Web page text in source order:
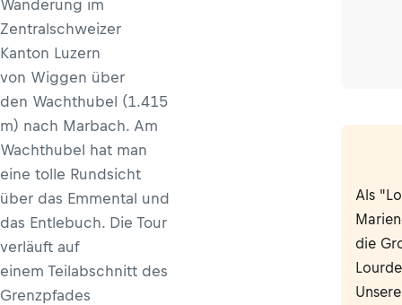
Wanderung im
Zentralschweizer
Kanton Luzern
von Wiggen über
den Wachthubel (1.415
m) nach Marbach. Am
Wachthubel hat man
eine tolle Rundsicht
über das Emmental und
das Entlebuch. Die Tour
verläuft auf
einem Teilabschnitt des
Grenzpfades
Als
die